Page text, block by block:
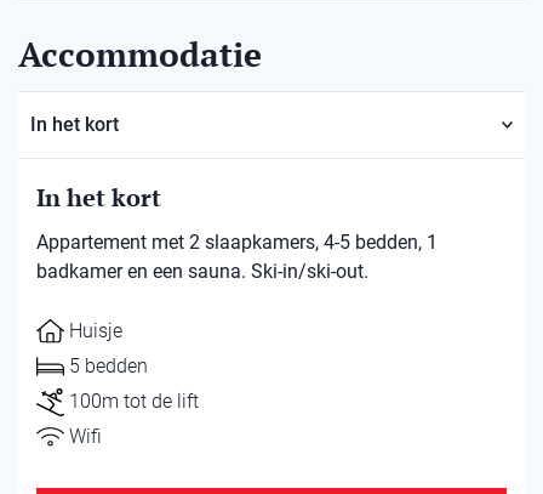
Accommodatie
In het kort
In het kort
Appartement met 2 slaapkamers, 4-5 bedden, 1
badkamer en een sauna. Ski-in/ski-out.
Huisje
5 bedden
100m tot de lift
Wifi